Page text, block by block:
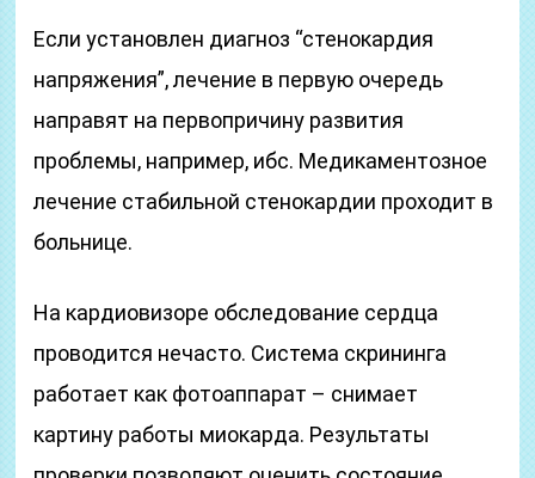
Если установлен диагноз “стенокардия
напряжения”, лечение в первую очередь
направят на первопричину развития
проблемы, например, ибс. Медикаментозное
лечение стабильной стенокардии проходит в
больнице.
На кардиовизоре обследование сердца
проводится нечасто. Система скрининга
работает как фотоаппарат – снимает
картину работы миокарда. Результаты